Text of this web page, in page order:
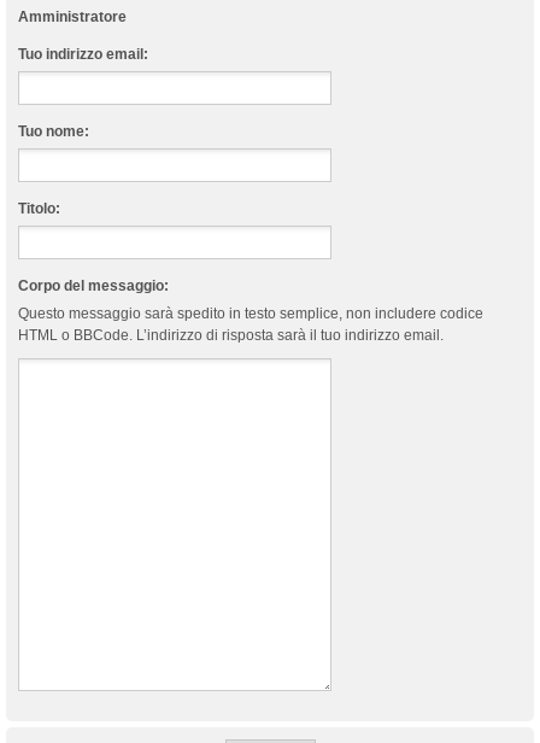
Amministratore
Tuo indirizzo email:
Tuo nome:
Titolo:
Corpo del messaggio:
Questo messaggio sarà spedito in testo semplice, non includere codice
HTML o BBCode. L’indirizzo di risposta sarà il tuo indirizzo email.